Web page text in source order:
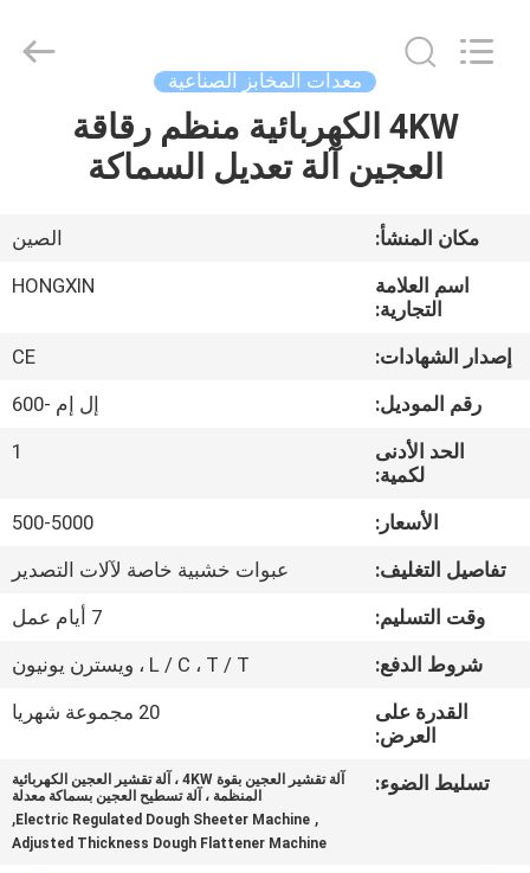
المنزل
برنامج
حولنا
جولة
المصنع
مراقبة
الجودة
Machinery
معدات المخابز الصناعية
4KW الكهربائية منظم رقاقة
العجين آلة تعديل السماكة
مكان المنشأ:
الصين
اسم العلامة
التجارية:
HONGXIN
إصدار الشهادات:
CE
رقم الموديل:
إل إم -600
الحد الأدنى
لكمية:
1
الأسعار:
500-5000
تفاصيل التغليف:
عبوات خشبية خاصة لآلات التصدير
وقت التسليم:
7 أيام عمل
شروط الدفع:
L / C ، T / T ، ويسترن يونيون
القدرة على
العرض:
20 مجموعة شهريا
تسليط الضوء:
آلة تقشير العجين بقوة 4KW ، آلة تقشير العجين الكهربائية
المنظمة ، آلة تسطيح العجين بسماكة معدلة
,
Electric Regulated Dough Sheeter Machine
,
Adjusted Thickness Dough Flattener Machine